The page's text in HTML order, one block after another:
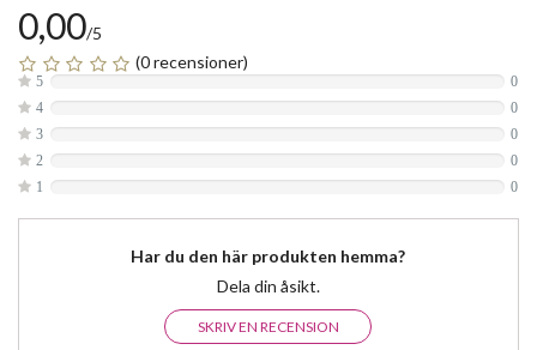
0,00/5
(0 recensioner)
5
0
4
0
3
0
2
0
1
0
Har du den här produkten hemma?
Dela din åsikt.
SKRIV EN RECENSION